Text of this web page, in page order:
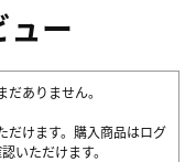
ュー
ありません。
だけます。購入商品はログ
いただけます。